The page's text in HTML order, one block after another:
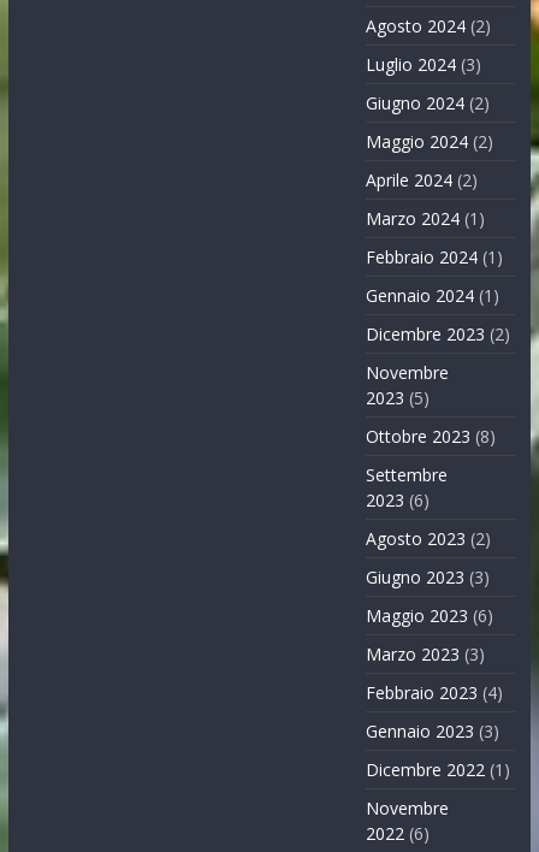
Agosto 2024 (2)
Luglio 2024 (3)
Giugno 2024 (2)
Maggio 2024 (2)
Aprile 2024 (2)
Marzo 2024 (1)
Febbraio 2024 (1)
Gennaio 2024 (1)
Dicembre 2023 (2)
Novembre
2023 (5)
Ottobre 2023 (8)
Settembre
2023 (6)
Agosto 2023 (2)
Giugno 2023 (3)
Maggio 2023 (6)
Marzo 2023 (3)
Febbraio 2023 (4)
Gennaio 2023 (3)
Dicembre 2022 (1)
Novembre
2022 (6)